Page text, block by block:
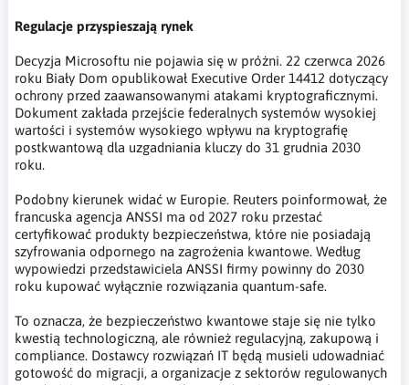
Regulacje przyspieszają rynek
Decyzja Microsoftu nie pojawia się w próżni. 22 czerwca 2026
roku Biały Dom opublikował Executive Order 14412 dotyczący
ochrony przed zaawansowanymi atakami kryptograficznymi.
Dokument zakłada przejście federalnych systemów wysokiej
wartości i systemów wysokiego wpływu na kryptografię
postkwantową dla uzgadniania kluczy do 31 grudnia 2030
roku.
Podobny kierunek widać w Europie. Reuters poinformował, że
francuska agencja ANSSI ma od 2027 roku przestać
certyfikować produkty bezpieczeństwa, które nie posiadają
szyfrowania odpornego na zagrożenia kwantowe. Według
wypowiedzi przedstawiciela ANSSI firmy powinny do 2030
roku kupować wyłącznie rozwiązania quantum-safe.
To oznacza, że bezpieczeństwo kwantowe staje się nie tylko
kwestią technologiczną, ale również regulacyjną, zakupową i
compliance. Dostawcy rozwiązań IT będą musieli udowadniać
gotowość do migracji, a organizacje z sektorów regulowanych